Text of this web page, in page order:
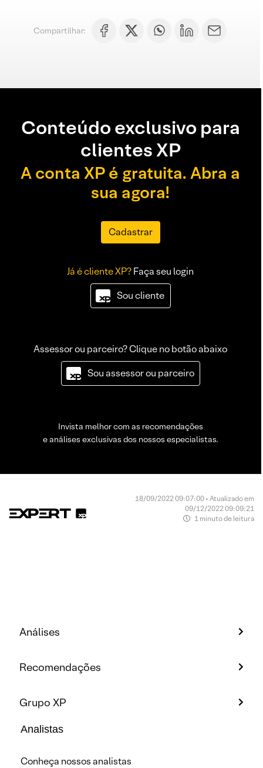
Compartilhar:
Conteúdo exclusivo para
clientes XP
A conta XP é gratuita. Abra a
sua agora!
Cadastrar
Já é cliente XP?Faça seu login
Sou cliente
Assessor ou parceiro? Clique no botão abaixo
Sou assessor ou parceiro
Invista melhor com as recomendações
e análises exclusivas dos nossos especialistas.
18/09/2022 09:07:00 • Atualizado em
09/12/2022 09:09:21
1 minuto de leitura
Análises
Recomendações
Grupo XP
Analistas
Conheça nossos analistas